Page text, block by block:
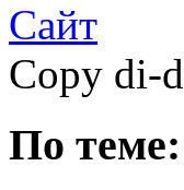
Сайт
Copy di-
По теме: